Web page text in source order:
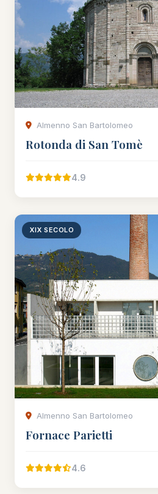
Almenno San Bartolomeo
Rotonda di San Tomè
4.9
XIX SECOLO
Almenno San Bartolomeo
Fornace Parietti
4.6